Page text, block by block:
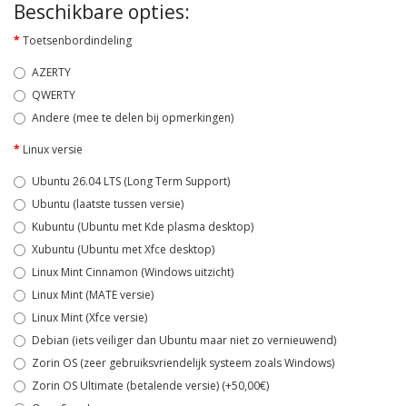
Beschikbare opties:
Toetsenbordindeling
AZERTY
QWERTY
Andere (mee te delen bij opmerkingen)
Linux versie
Ubuntu 26.04 LTS (Long Term Support)
Ubuntu (laatste tussen versie)
Kubuntu (Ubuntu met Kde plasma desktop)
Xubuntu (Ubuntu met Xfce desktop)
Linux Mint Cinnamon (Windows uitzicht)
Linux Mint (MATE versie)
Linux Mint (Xfce versie)
Debian (iets veiliger dan Ubuntu maar niet zo vernieuwend)
Zorin OS (zeer gebruiksvriendelijk systeem zoals Windows)
Zorin OS Ultimate (betalende versie) (+50,00€)